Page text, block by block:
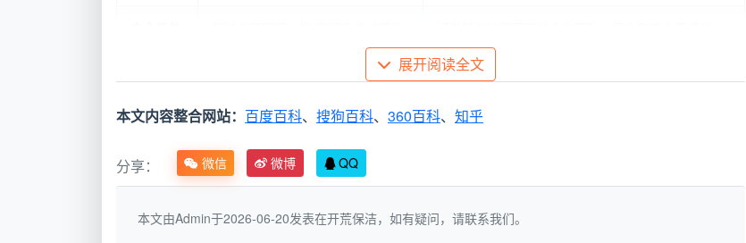
离，出了问题两边推，售后流程漫长
直营号码
同、能出示纸质服务清单
价格透明、自有团队、有合同有售后，沟通成本最低
一个简单的判断方法：打通电话后，不要上来就问“多少钱”，而是先问——“你们公司在成都哪
保洁电话背后的风险，已经很明显了。
展开阅读全文
本文内容整合网站： 百度百科、 搜狗百科、 360百科、 知乎
分享： 微信 微博 QQ
本文由Admin于2026-06-20发表在开荒保洁，如有疑问，请联系我们。